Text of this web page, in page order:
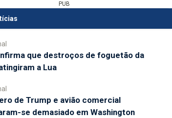
PUB
que destroços de foguetão da
a Lua
de Trump e avião comercial
se demasiado em Washington